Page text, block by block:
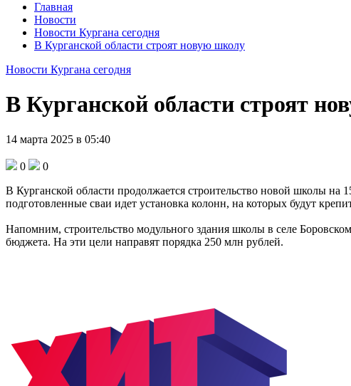
Главная
Новости
Новости Кургана сегодня
В Курганской области строят новую школу
Новости Кургана сегодня
В Курганской области строят
14 марта 2025 в 05:40
0
0
В Курганской области продолжается строительство новой школы на
подготовленные сваи идет установка колонн, на которых будут
Напомним, строительство модульного здания школы в селе
бюджета. На эти цели направят порядка 250 млн рублей.